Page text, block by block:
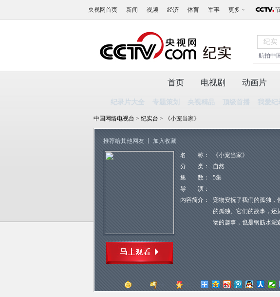
央视网首页 新闻 视频 经济 体育 军事 更多
航拍中
首页 电视剧 动画片
纪录片大全 专题策划 央视精品 顶级首播 我爱纪
中国网络电视台 > 纪实台 > 《小宠当家》
推荐给其他网友 加入收藏
名 称：
《小宠当家》
分 类：
自然
集 数：
5集
导 演：
内容简介：
宠物安抚了我们的孤独，
的孤独、它们的故事，还
物的趣事，也是钢筋水泥